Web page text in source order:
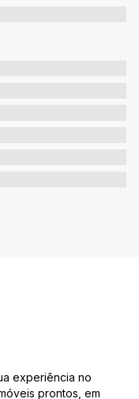
experiência no
prontos, em